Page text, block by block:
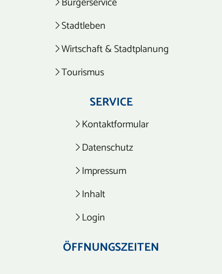
Stadtleben
Wirtschaft & Stadtplanung
Tourismus
SERVICE
Kontaktformular
Datenschutz
Impressum
Inhalt
Login
ÖFFNUNGSZEITEN